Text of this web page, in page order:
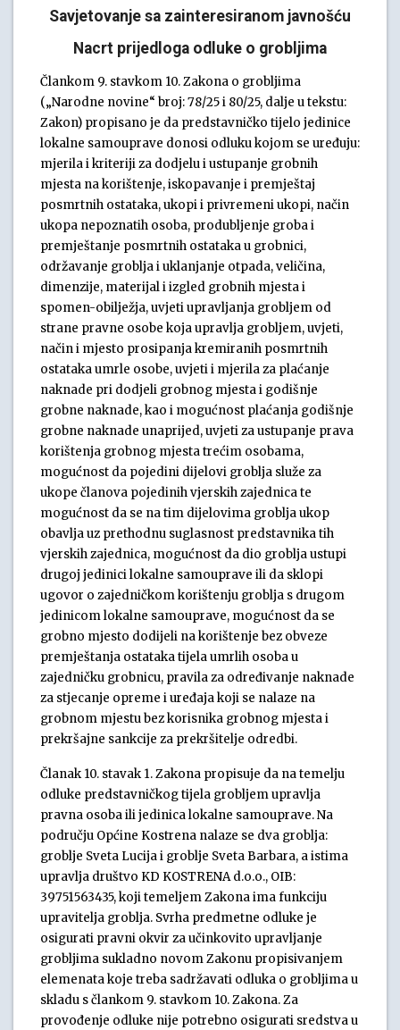
Savjetovanje sa zainteresiranom javnošću
Nacrt prijedloga odluke o grobljima
Člankom 9. stavkom 10. Zakona o grobljima
(„Narodne novine“ broj: 78/25 i 80/25, dalje u tekstu:
Zakon) propisano je da predstavničko tijelo jedinice
lokalne samouprave donosi odluku kojom se uređuju:
mjerila i kriteriji za dodjelu i ustupanje grobnih
mjesta na korištenje, iskopavanje i premještaj
posmrtnih ostataka, ukopi i privremeni ukopi, način
ukopa nepoznatih osoba, produbljenje groba i
premještanje posmrtnih ostataka u grobnici,
održavanje groblja i uklanjanje otpada, veličina,
dimenzije, materijal i izgled grobnih mjesta i
spomen-obilježja, uvjeti upravljanja grobljem od
strane pravne osobe koja upravlja grobljem, uvjeti,
način i mjesto prosipanja kremiranih posmrtnih
ostataka umrle osobe, uvjeti i mjerila za plaćanje
naknade pri dodjeli grobnog mjesta i godišnje
grobne naknade, kao i mogućnost plaćanja godišnje
grobne naknade unaprijed, uvjeti za ustupanje prava
korištenja grobnog mjesta trećim osobama,
mogućnost da pojedini dijelovi groblja služe za
ukope članova pojedinih vjerskih zajednica te
mogućnost da se na tim dijelovima groblja ukop
obavlja uz prethodnu suglasnost predstavnika tih
vjerskih zajednica, mogućnost da dio groblja ustupi
drugoj jedinici lokalne samouprave ili da sklopi
ugovor o zajedničkom korištenju groblja s drugom
jedinicom lokalne samouprave, mogućnost da se
grobno mjesto dodijeli na korištenje bez obveze
premještanja ostataka tijela umrlih osoba u
zajedničku grobnicu, pravila za određivanje naknade
za stjecanje opreme i uređaja koji se nalaze na
grobnom mjestu bez korisnika grobnog mjesta i
prekršajne sankcije za prekršitelje odredbi.
Članak 10. stavak 1. Zakona propisuje da na temelju
odluke predstavničkog tijela grobljem upravlja
pravna osoba ili jedinica lokalne samouprave. Na
području Općine Kostrena nalaze se dva groblja:
groblje Sveta Lucija i groblje Sveta Barbara, a istima
upravlja društvo KD KOSTRENA d.o.o., OIB:
39751563435, koji temeljem Zakona ima funkciju
upravitelja groblja. Svrha predmetne odluke je
osigurati pravni okvir za učinkovito upravljanje
grobljima sukladno novom Zakonu propisivanjem
elemenata koje treba sadržavati odluka o grobljima u
skladu s člankom 9. stavkom 10. Zakona. Za
provođenje odluke nije potrebno osigurati sredstva u